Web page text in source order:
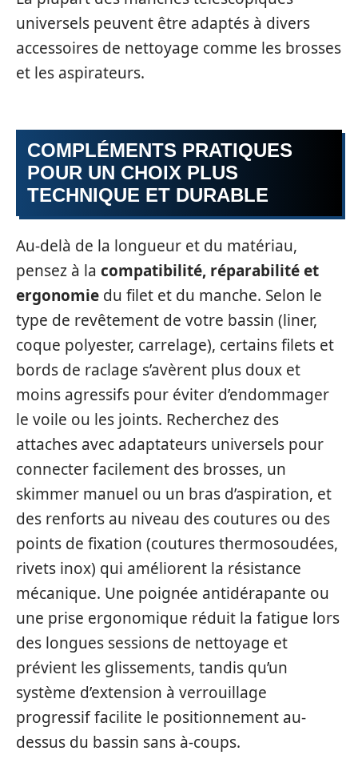
universels peuvent être adaptés à divers
accessoires de nettoyage comme les brosses
et les aspirateurs.
COMPLÉMENTS PRATIQUES
POUR UN CHOIX PLUS
TECHNIQUE ET DURABLE
Au-delà de la longueur et du matériau,
pensez à la compatibilité, réparabilité et
ergonomie du filet et du manche. Selon le
type de revêtement de votre bassin (liner,
coque polyester, carrelage), certains filets et
bords de raclage s’avèrent plus doux et
moins agressifs pour éviter d’endommager
le voile ou les joints. Recherchez des
attaches avec adaptateurs universels pour
connecter facilement des brosses, un
skimmer manuel ou un bras d’aspiration, et
des renforts au niveau des coutures ou des
points de fixation (coutures thermosoudées,
rivets inox) qui améliorent la résistance
mécanique. Une poignée antidérapante ou
une prise ergonomique réduit la fatigue lors
des longues sessions de nettoyage et
prévient les glissements, tandis qu’un
système d’extension à verrouillage
progressif facilite le positionnement au-
dessus du bassin sans à-coups.